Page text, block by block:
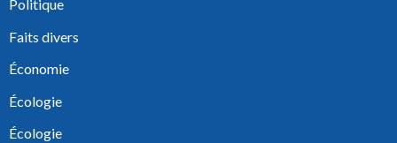
Politique
Faits divers
Économie
Écologie
Écologie